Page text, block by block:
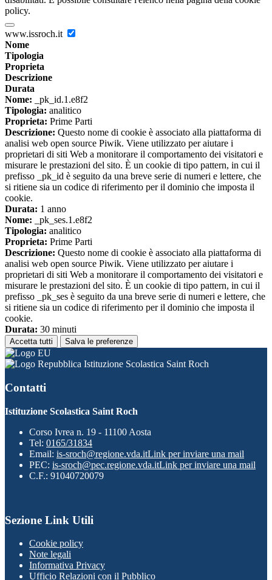
policy.
www.issroch.it
Nome
Tipologia
Proprieta
Descrizione
Durata
Nome: _pk_id.1.e8f2
Tipologia: analitico
Proprieta: Prime Parti
Descrizione: Questo nome di cookie è associato alla piattaforma di
analisi web open source Piwik. Viene utilizzato per aiutare i
proprietari di siti Web a monitorare il comportamento dei visitatori e
misurare le prestazioni del sito. È un cookie di tipo pattern, in cui il
prefisso _pk_id è seguito da una breve serie di numeri e lettere, che
si ritiene sia un codice di riferimento per il dominio che imposta il
cookie.
Durata: 1 anno
Nome: _pk_ses.1.e8f2
Tipologia: analitico
Proprieta: Prime Parti
Descrizione: Questo nome di cookie è associato alla piattaforma di
analisi web open source Piwik. Viene utilizzato per aiutare i
proprietari di siti Web a monitorare il comportamento dei visitatori e
misurare le prestazioni del sito. È un cookie di tipo pattern, in cui il
prefisso _pk_ses è seguito da una breve serie di numeri e lettere, che
si ritiene sia un codice di riferimento per il dominio che imposta il
cookie.
Durata: 30 minuti
Accetta tutti Salva le preferenze
Istituzione Scolastica Saint Roch
Contatti
Istituzione Scolastica Saint Roch
Corso Ivrea n. 19 - 11100 Aosta
Tel: 0165/31834
Email: is-sroch@regione.vda.itLink per inviare una mail
PEC: is-sroch@pec.regione.vda.itLink per inviare una mail
C.F.: 91040720079
Sezione Link Utili
Cookie policy
Note legali
Informativa Privacy
Ufficio Relazioni con il Pubblico